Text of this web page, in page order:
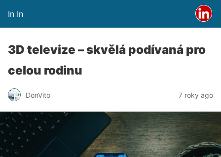
In In
3D televize – skvělá podívaná pro
celou rodinu
DonVito 7 roky ago